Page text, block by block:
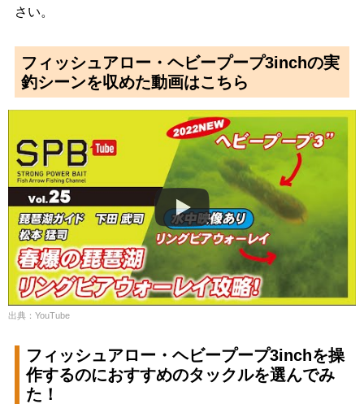
さい。
フィッシュアロー・ヘビープープ3inchの実
釣シーンを収めた動画はこちら
出典：YouTube
フィッシュアロー・ヘビープープ3inchを操
作するのにおすすめのタックルを選んでみ
た！